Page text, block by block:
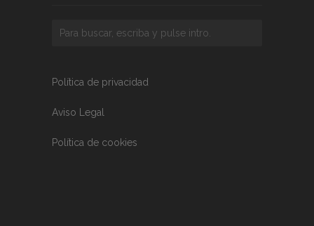
Política de privacidad
Aviso Legal
Política de cookies